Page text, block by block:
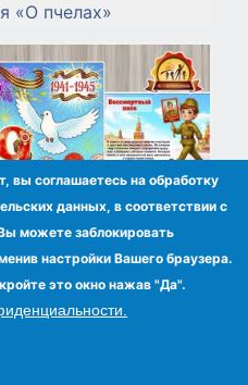
«О пчелах»
вы соглашаетесь на обработку
данных, в соответствии с
можете заблокировать
настройки Вашего браузера.
это окно нажав "Да".